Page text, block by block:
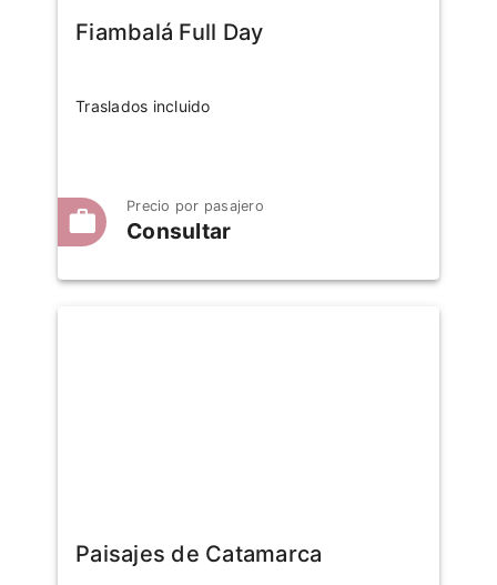
Fiambalá Full Day
Traslados incluido
Precio por pasajero
Consultar
Paisajes de Catamarca